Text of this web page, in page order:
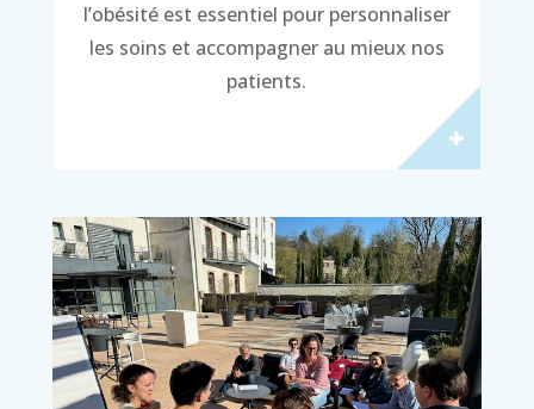
l’obésité est essentiel pour personnaliser
les soins et accompagner au mieux nos
patients.